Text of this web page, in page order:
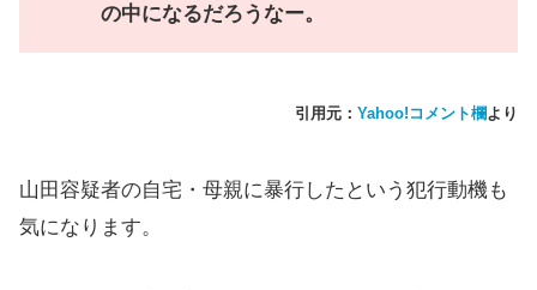
の中になるだろうなー。
引用元： Yahoo!コメント欄より
山田容疑者の自宅・母親に暴行したという犯行動機も
気になります。